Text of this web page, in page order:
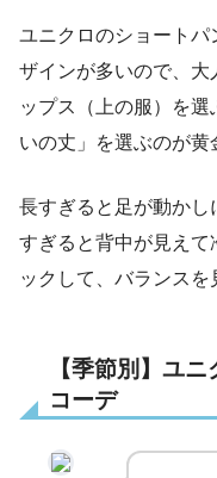
ユニクロのショート
ザインが多いので、大
ップス（上の服）を
いの丈」を選ぶのが黄
長すぎると足が動か
すぎると背中が見えて
ックして、バランス
【季節別】ユ
コーデ